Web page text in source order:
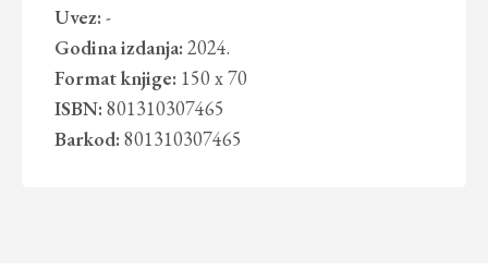
Uvez: -
Godina izdanja: 2024.
Format knjige: 150 x 70
ISBN: 801310307465
Barkod: 801310307465